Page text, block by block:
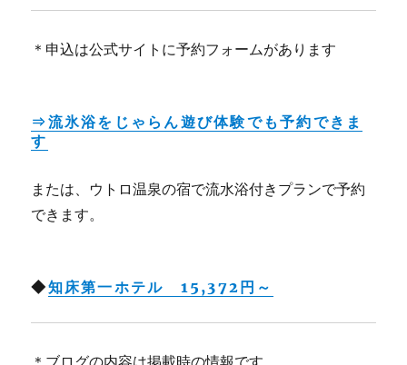
＊申込は公式サイトに予約フォームがあります
⇒流氷浴をじゃらん遊び体験でも予約できま
す
または、ウトロ温泉の宿で流水浴付きプランで予約
できます。
◆知床第一ホテル 15,372円～
＊ブログの内容は掲載時の情報です。